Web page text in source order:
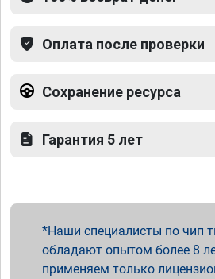
Оплата после проверки
Сохранение ресурса
Гарантия 5 лет
Наши специалисты по чип
обладают опытом более 8
применяем только